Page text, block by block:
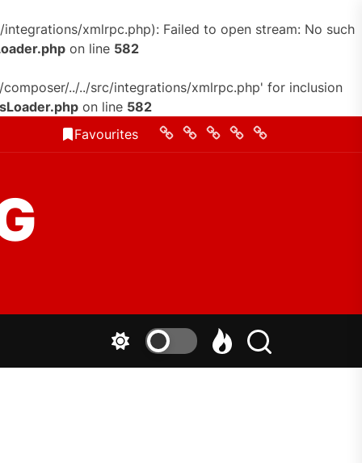
xmlrpc.php): Failed to open stream: No such
on line 582
../../src/integrations/xmlrpc.php' for inclusion
on line 582
Favourites HomeQuem
Somos
Contato
Conheca
Politica
de